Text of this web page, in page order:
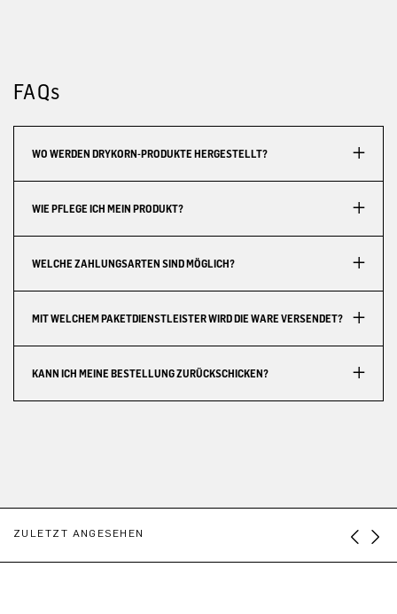
FAQs
WO WERDEN DRYKORN-PRODUKTE HERGESTELLT?
WIE PFLEGE ICH MEIN PRODUKT?
WELCHE ZAHLUNGSARTEN SIND MÖGLICH?
MIT WELCHEM PAKETDIENSTLEISTER WIRD DIE WARE VERSENDET?
KANN ICH MEINE BESTELLUNG ZURÜCKSCHICKEN?
ZULETZT ANGESEHEN